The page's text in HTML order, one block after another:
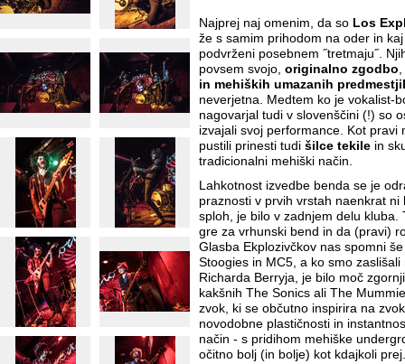
Najprej naj omenim, da so Los
že s samim prihodom na oder in
podvrženi posebnem ˝tretmaju˝.
povsem svojo, originalno zgodbo
in mehiških umazanih
neverjetna. Medtem ko je vokalist-
nagovarjal tudi v slovenščini (!) so
izvajali svoj performance. Kot pravi
pustili prinesti tudi šilce tekile in
tradicionalni mehiški način.
Lahkotnost izvedbe benda se je
praznosti v prvih vrstah naenkrat
sploh, je bilo v zadnjem delu kluba.
gre za vrhunski bend in da (pravi)
Glasba Ekplozivčkov nas spomni
Stoogies in MC5, a ko smo
Richarda Berryja, je bilo moč
kakšnih The Sonics ali The
zvok, ki se občutno inspirira na
novodobne plastičnosti in
način - s pridihom mehiške
očitno bolj (in bolje) kot kdajkoli prej.